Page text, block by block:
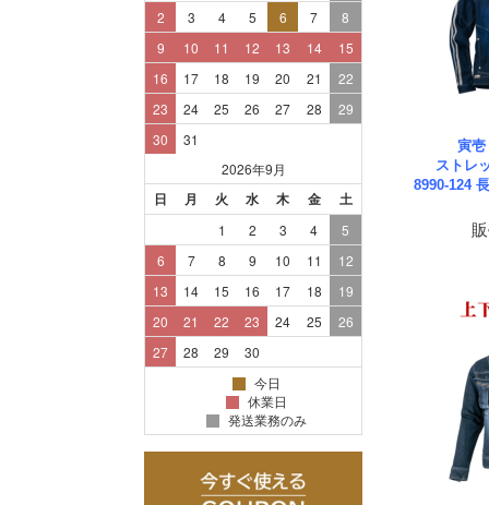
寅壱
ストレ
8990-124